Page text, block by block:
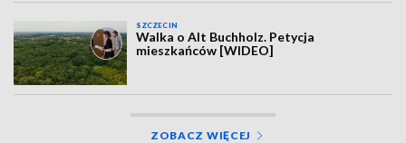
SZCZECIN
Walka o Alt Buchholz. Petycja
mieszkańców [WIDEO]
ZOBACZ WIĘCEJ